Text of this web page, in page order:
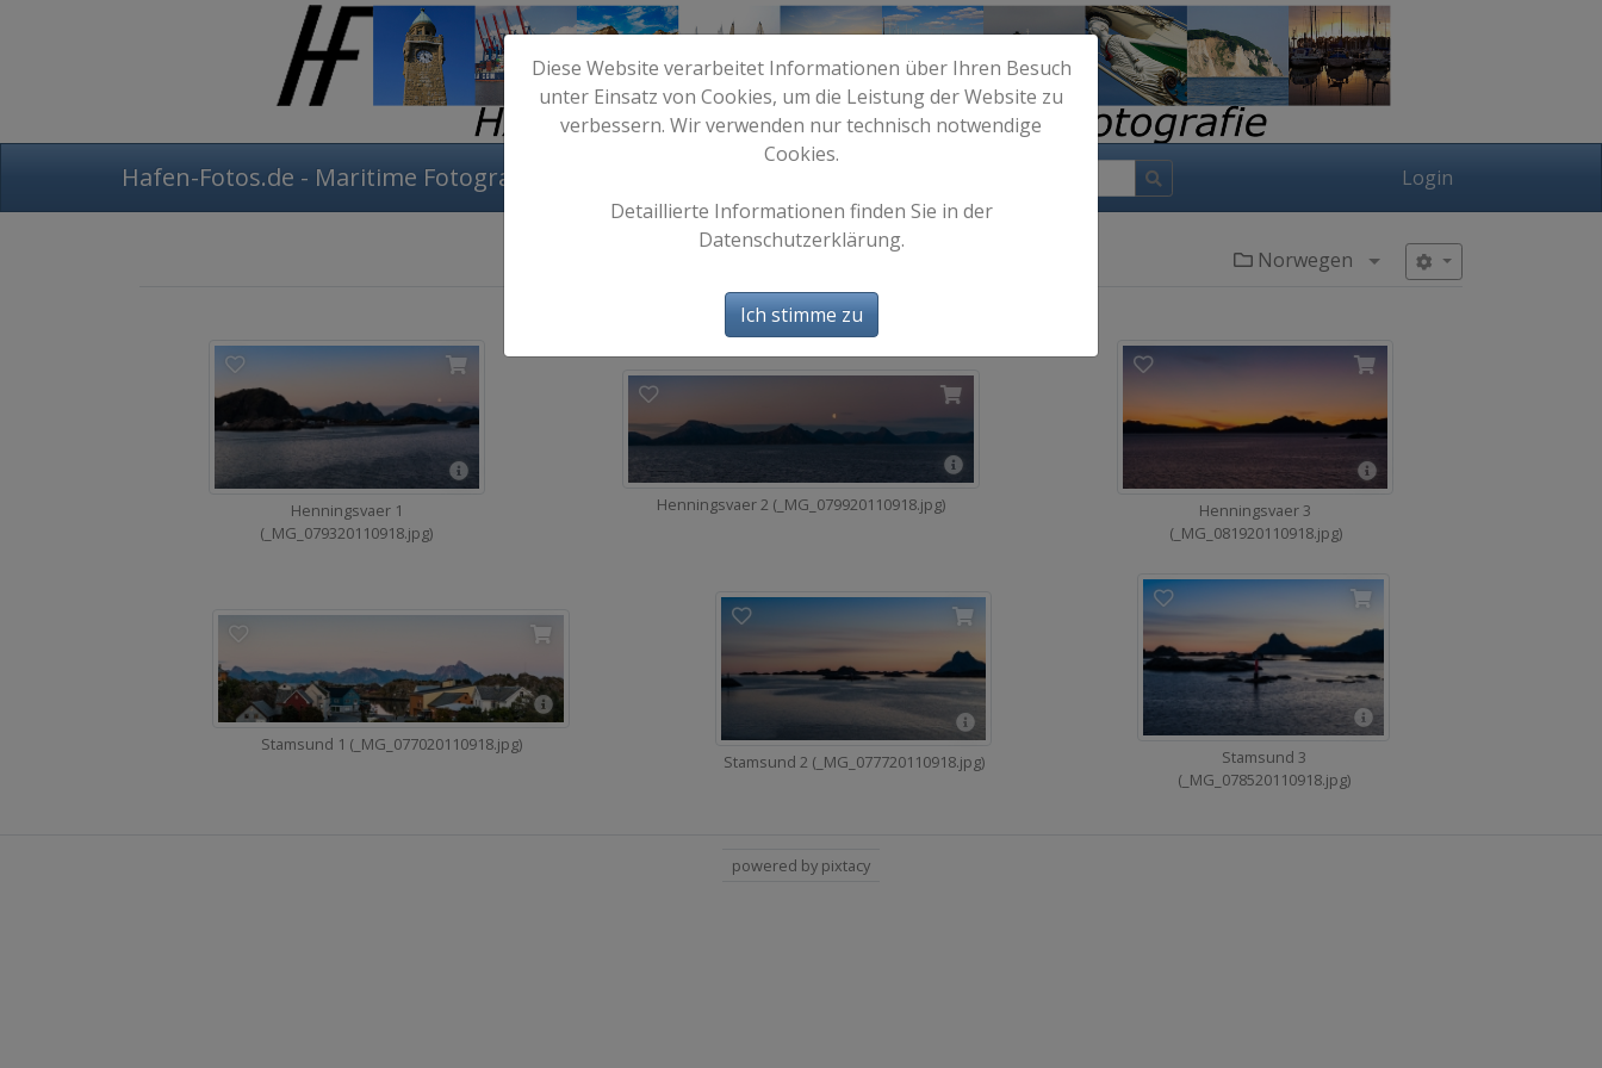
Hafen-Fotos.de - Maritime Fotografie Login
Norwegen Menü aufklappen
Stamsund
6 Bild(er)
Henningsvaer 1
(_MG_079320110918.jpg)
Henningsvaer 2 (_MG_079920110918.jpg)
Henningsvaer 3
(_MG_081920110918.jpg)
Stamsund 1 (_MG_077020110918.jpg)
Stamsund 2 (_MG_077720110918.jpg)
Stamsund 3
(_MG_078520110918.jpg)
Diese Website verarbeitet Informationen über Ihren Besuch
unter Einsatz von Cookies, um die Leistung der Website zu
verbessern. Wir verwenden nur technisch notwendige
Cookies.
Detaillierte Informationen finden Sie in der
Datenschutzerklärung.
Ich stimme zu
powered by pixtacy